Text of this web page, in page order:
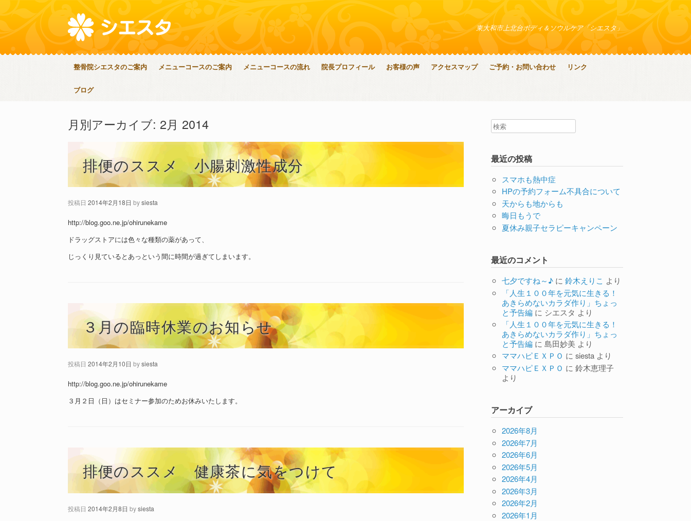
東大和市上北台ボディ＆ソウルケア「シエスタ」
整骨院シエスタのご案内 メニューコースのご案内 メニューコースの流れ 院長プロフィール お客様の声 アクセスマップ ご予約・お問い合わせ リンク
ブログ
月別アーカイブ: 2月 2014
排便のススメ 小腸刺激性成分
投稿日 2014年2月18日 bysiesta
http://blog.goo.ne.jp/ohirunekame
ドラッグストアには色々な種類の薬があって、
じっくり見ているとあっという間に時間が過ぎてしまいます。
３月の臨時休業のお知らせ
投稿日 2014年2月10日 bysiesta
http://blog.goo.ne.jp/ohirunekame
３月２日（日）はセミナー参加のためお休みいたします。
排便のススメ 健康茶に気をつけて
投稿日 2014年2月8日 bysiesta
最近の投稿
スマホも熱中症
HPの予約フォーム不具合について
天からも地からも
晦日もうで
夏休み親子セラピーキャンペーン
最近のコメント
七夕ですね～♪ に鈴木えりこ より
「人生１００年を元気に生きる！
あきらめないカラダ作り」ちょっ
と予告編 に シエスタ より
「人生１００年を元気に生きる！
あきらめないカラダ作り」ちょっ
と予告編 に島田妙美 より
ママハピＥＸＰＯ にsiesta より
ママハピＥＸＰＯ に鈴木恵理子
より
アーカイブ
2026年8月
2026年7月
2026年6月
2026年5月
2026年4月
2026年3月
2026年2月
2026年1月